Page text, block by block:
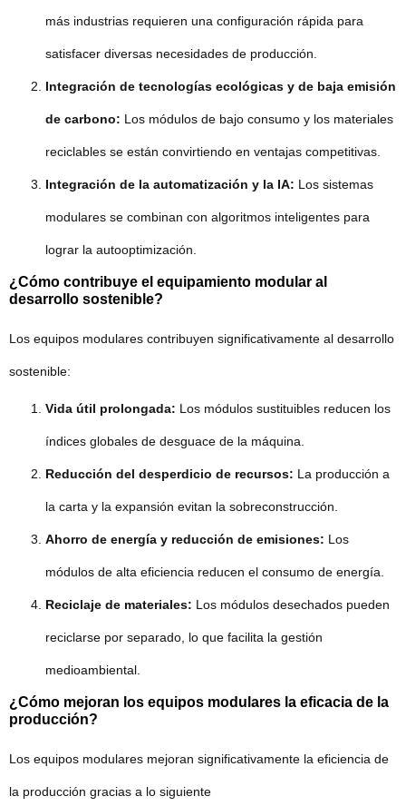
más industrias requieren una configuración rápida para
satisfacer diversas necesidades de producción.
Integración de tecnologías ecológicas y de baja emisión
de carbono: Los módulos de bajo consumo y los materiales
reciclables se están convirtiendo en ventajas competitivas.
Integración de la automatización y la IA: Los sistemas
modulares se combinan con algoritmos inteligentes para
lograr la autooptimización.
¿Cómo contribuye el equipamiento modular al
desarrollo sostenible?
Los equipos modulares contribuyen significativamente al desarrollo
sostenible:
Vida útil prolongada: Los módulos sustituibles reducen los
índices globales de desguace de la máquina.
Reducción del desperdicio de recursos: La producción a
la carta y la expansión evitan la sobreconstrucción.
Ahorro de energía y reducción de emisiones: Los
módulos de alta eficiencia reducen el consumo de energía.
Reciclaje de materiales: Los módulos desechados pueden
reciclarse por separado, lo que facilita la gestión
medioambiental.
¿Cómo mejoran los equipos modulares la eficacia de la
producción?
Los equipos modulares mejoran significativamente la eficiencia de
la producción gracias a lo siguiente